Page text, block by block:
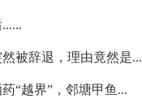
被辞退，理由竟然是...
“越界”，邻塘甲鱼...